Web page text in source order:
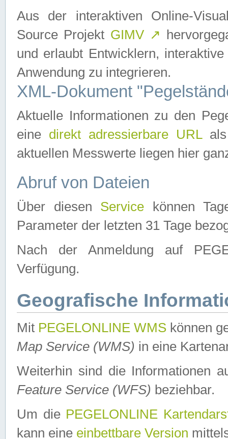
Aus der interaktiven Online-
Source Projekt GIMV ↗
und erlaubt Entwicklern,
Anwendung zu integrieren.
XML-Dokument
Aktuelle Informationen zu den
eine direkt adressierbare URLals
aktuellen Messwerte liegen hier
Abruf von Dateien
Über diesen Service können
Parameter der letzten 31 Tage
Nach der Anmeldung auf
Verfügung.
Geografische
Mit PEGELONLINE WMS können
Map Service (WMS) in eine
Weiterhin sind die Informationen
Feature Service (WFS) beziehbar.
Um die PEGELONLINE
kann eine einbettbare Version